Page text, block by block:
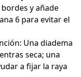
y añade
6 para evitar el
Una diadema
seca; una
a fijar la raya